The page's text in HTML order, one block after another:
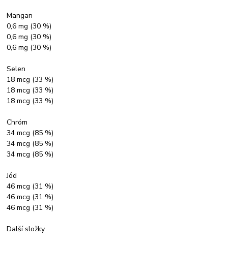
Mangan
0,6 mg (30 %)
0,6 mg (30 %)
0,6 mg (30 %)
Selen
18 mcg (33 %)
18 mcg (33 %)
18 mcg (33 %)
Chróm
34 mcg (85 %)
34 mcg (85 %)
34 mcg (85 %)
Jód
46 mcg (31 %)
46 mcg (31 %)
46 mcg (31 %)
Další složky